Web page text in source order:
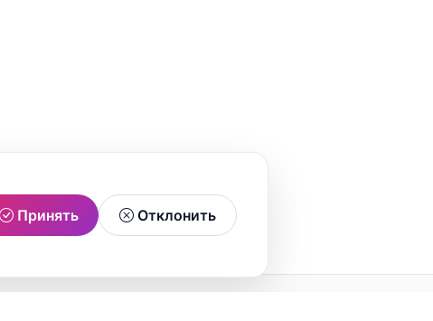
Принять Отклонить